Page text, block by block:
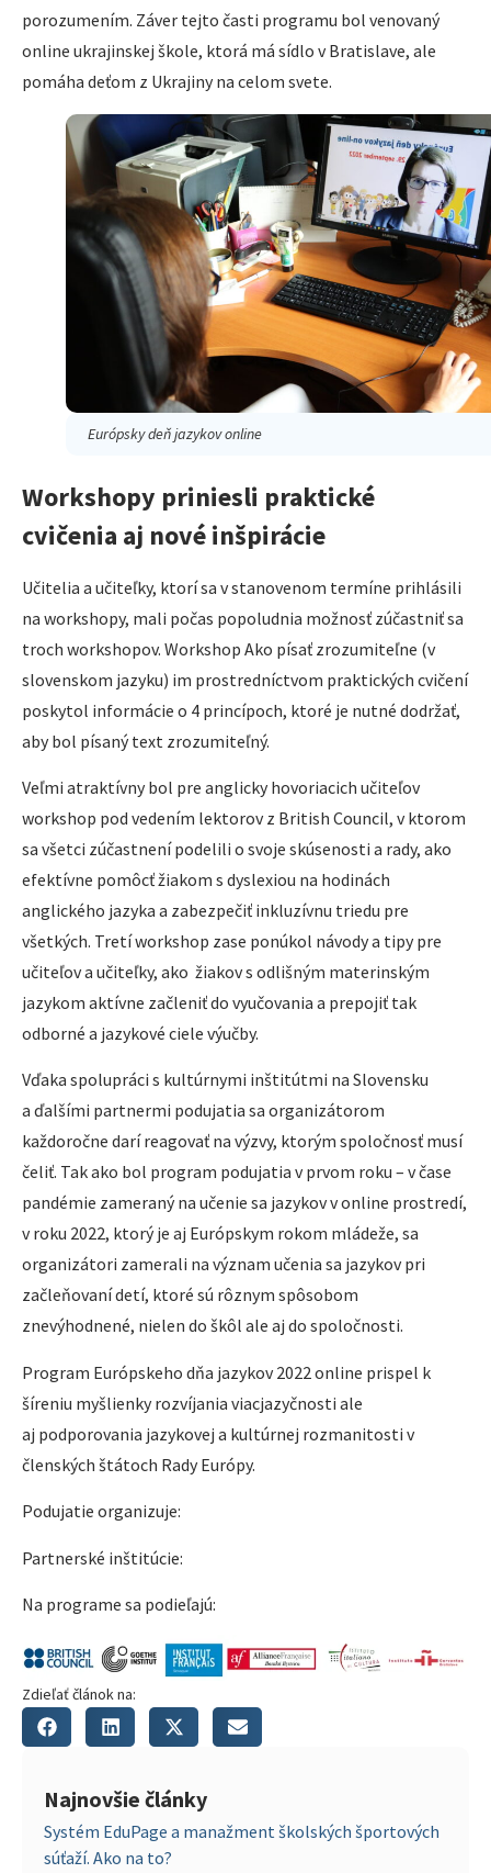
porozumením. Záver tejto časti programu bol venovaný
online ukrajinskej škole, ktorá má sídlo v Bratislave, ale
pomáha deťom z Ukrajiny na celom svete.
Európsky deň jazykov online
Workshopy priniesli praktické
cvičenia aj nové inšpirácie
Učitelia a učiteľky, ktorí sa v stanovenom termíne prihlásili
na workshopy, mali počas popoludnia možnosť zúčastniť sa
troch workshopov. Workshop Ako písať zrozumiteľne (v
slovenskom jazyku) im prostredníctvom praktických cvičení
poskytol informácie o 4 princípoch, ktoré je nutné dodržať,
aby bol písaný text zrozumiteľný.
Veľmi atraktívny bol pre anglicky hovoriacich učiteľov
workshop pod vedením lektorov z British Council, v ktorom
sa všetci zúčastnení podelili o svoje skúsenosti a rady, ako
efektívne pomôcť žiakom s dyslexiou na hodinách
anglického jazyka a zabezpečiť inkluzívnu triedu pre
všetkých. Tretí workshop zase ponúkol návody a tipy pre
učiteľov a učiteľky, ako žiakov s odlišným materinským
jazykom aktívne začleniť do vyučovania a prepojiť tak
odborné a jazykové ciele výučby.
Vďaka spolupráci s kultúrnymi inštitútmi na Slovensku
a ďalšími partnermi podujatia sa organizátorom
každoročne darí reagovať na výzvy, ktorým spoločnosť musí
čeliť. Tak ako bol program podujatia v prvom roku – v čase
pandémie zameraný na učenie sa jazykov v online prostredí,
v roku 2022, ktorý je aj Európskym rokom mládeže, sa
organizátori zamerali na význam učenia sa jazykov pri
začleňovaní detí, ktoré sú rôznym spôsobom
znevýhodnené, nielen do škôl ale aj do spoločnosti.
Program Európskeho dňa jazykov 2022 online prispel k
šíreniu myšlienky rozvíjania viacjazyčnosti ale
aj podporovania jazykovej a kultúrnej rozmanitosti v
členských štátoch Rady Európy.
Podujatie organizuje:
Partnerské inštitúcie:
Na programe sa podieľajú:
Zdieľať článok na:
Najnovšie články
Systém EduPage a manažment školských športových
súťaží. Ako na to?